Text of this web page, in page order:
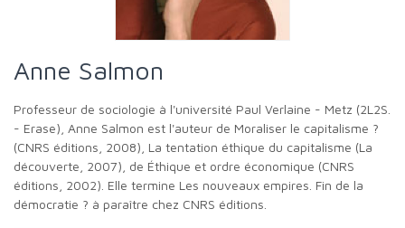
Anne Salmon
Professeur de sociologie à l'université Paul Verlaine - Metz (2L2S.
- Erase), Anne Salmon est l'auteur de Moraliser le capitalisme ?
(CNRS éditions, 2008), La tentation éthique du capitalisme (La
découverte, 2007), de Éthique et ordre économique (CNRS
éditions, 2002). Elle termine Les nouveaux empires. Fin de la
démocratie ? à paraître chez CNRS éditions.